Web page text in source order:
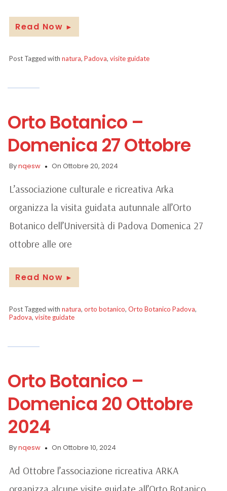
Read Now ►
Post Tagged with natura, Padova, visite guidate
Orto Botanico –
Domenica 27 Ottobre
Bynqesw On Ottobre 20, 2024
L’associazione culturale e ricreativa Arka
organizza la visita guidata autunnale all’Orto
Botanico dell’Università di Padova Domenica 27
ottobre alle ore
Read Now ►
Post Tagged with natura, orto botanico, Orto Botanico Padova,
Padova, visite guidate
Orto Botanico –
Domenica 20 Ottobre
2024
Bynqesw On Ottobre 10, 2024
Ad Ottobre l’associazione ricreativa ARKA